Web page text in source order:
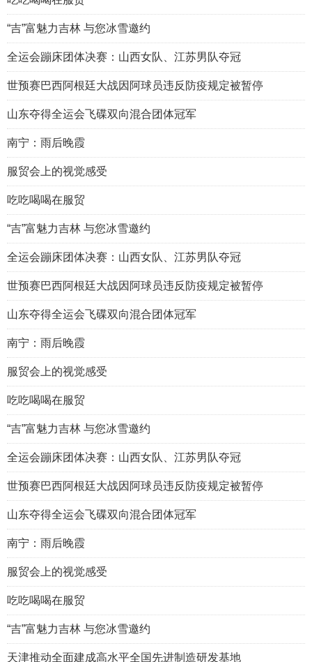
“吉”富魅力吉林 与您冰雪邀约
全运会蹦床团体决赛：山西女队、江苏男队夺冠
世预赛巴西阿根廷大战因阿球员违反防疫规定被暂停
山东夺得全运会飞碟双向混合团体冠军
南宁：雨后晚霞
服贸会上的视觉感受
吃吃喝喝在服贸
“吉”富魅力吉林 与您冰雪邀约
全运会蹦床团体决赛：山西女队、江苏男队夺冠
世预赛巴西阿根廷大战因阿球员违反防疫规定被暂停
山东夺得全运会飞碟双向混合团体冠军
南宁：雨后晚霞
服贸会上的视觉感受
吃吃喝喝在服贸
“吉”富魅力吉林 与您冰雪邀约
全运会蹦床团体决赛：山西女队、江苏男队夺冠
世预赛巴西阿根廷大战因阿球员违反防疫规定被暂停
山东夺得全运会飞碟双向混合团体冠军
南宁：雨后晚霞
服贸会上的视觉感受
吃吃喝喝在服贸
“吉”富魅力吉林 与您冰雪邀约
天津推动全面建成高水平全国先进制造研发基地